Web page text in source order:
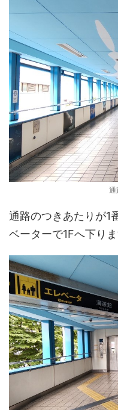
通
通路のつきあたりが1
ベーターで1Fへ下りま